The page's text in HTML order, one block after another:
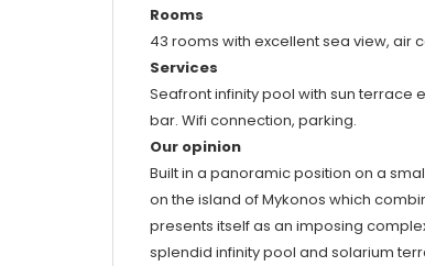
Rooms
43 rooms with excellent sea view, air
Services
Seafront infinity pool with sun terrace
bar. Wifi connection, parking.
Our opinion
Built in a panoramic position on a
on the island of Mykonos which
presents itself as an imposing
splendid infinity pool and solarium